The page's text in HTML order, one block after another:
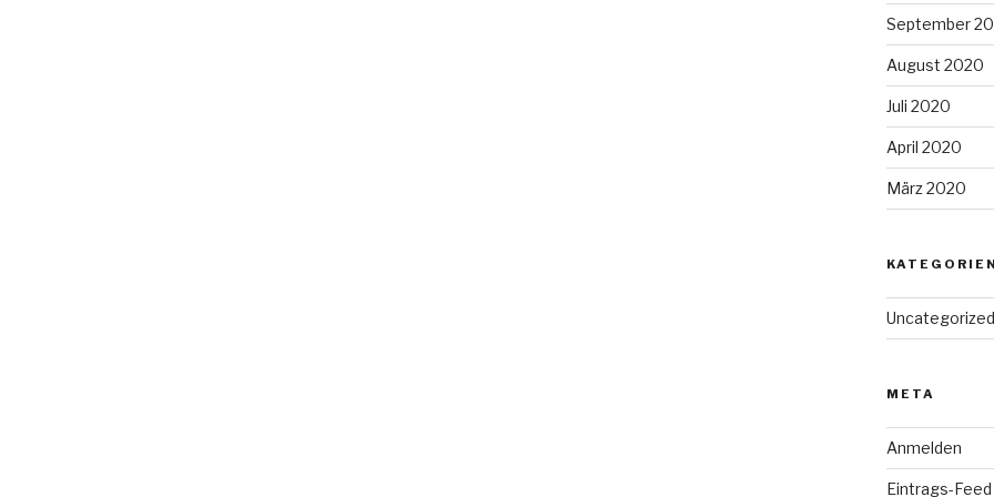
September
August 2020
Juli 2020
April 2020
März 2020
KATEGORIEN
Uncategorized
META
Anmelden
Eintrags-Feed